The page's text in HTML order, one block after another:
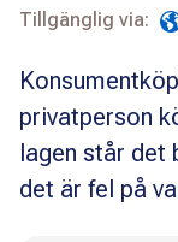
Tillgänglig via:
privatperson
lagen står det
det är fel på